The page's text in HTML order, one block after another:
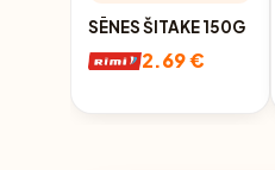
SĒNES ŠITAKE 150G
2.69 €